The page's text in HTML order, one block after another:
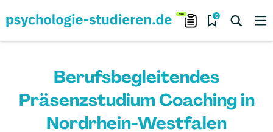
0
Berufsbegleitendes
Präsenzstudium Coaching in
Nordrhein-Westfalen